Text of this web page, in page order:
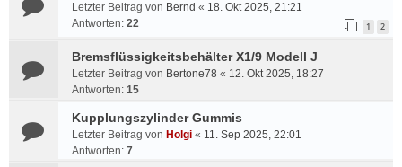
Letzter Beitrag von Bernd « 18. Okt 2025, 21:21
Antworten: 22 1 2
Bremsflüssigkeitsbehälter X1/9 Modell J
Letzter Beitrag von Bertone78 « 12. Okt 2025, 18:27
Antworten: 15
Kupplungszylinder Gummis
Letzter Beitrag von Holgi « 11. Sep 2025, 22:01
Antworten: 7